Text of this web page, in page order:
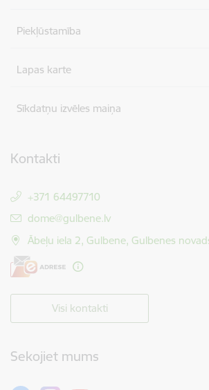
Piekļūstamība
Lapas karte
Sīkdatņu izvēles maiņa
Kontakti
+371 64497710
E-pasts:
dome@gulbene.lv
Ābeļu iela 2, Gulbene, Gulbenes
Visi kontakti
Sekojiet mums